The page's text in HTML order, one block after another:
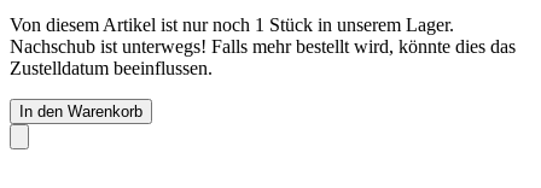
Von diesem Artikel ist nur noch 1 Stück in unserem Lager.
Nachschub ist unterwegs! Falls mehr bestellt wird, könnte dies das
Zustelldatum beeinflussen.
In den Warenkorb